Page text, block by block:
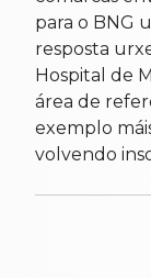
para o BNG
resposta
Hospital de
área de
exemplo
volvendo